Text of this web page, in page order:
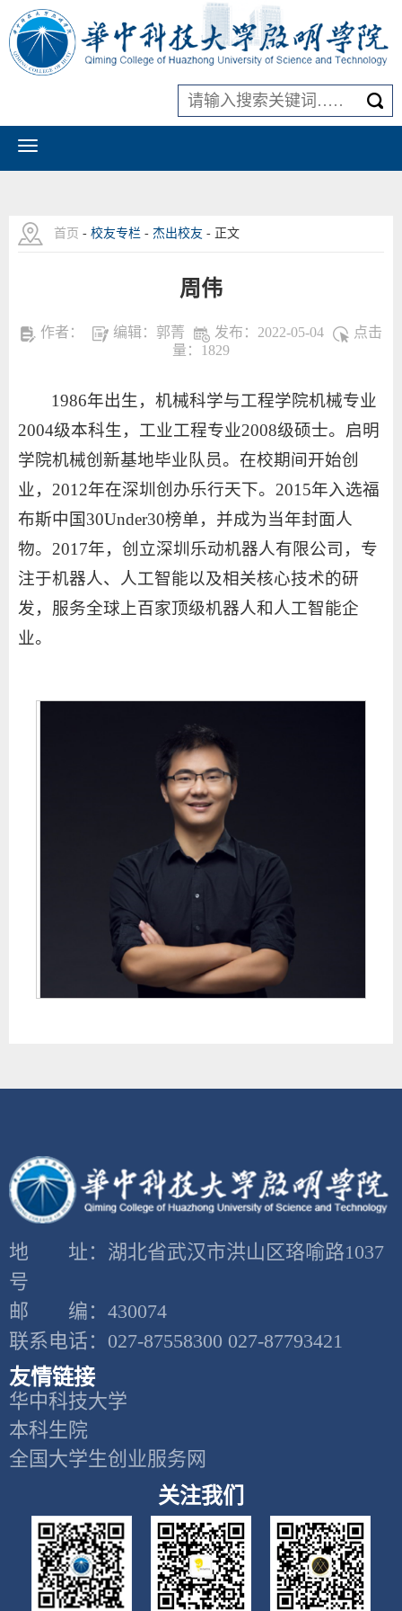
首页 - 校友专栏 - 杰出校友 - 正文
周伟
作者： 编辑：郭菁 发布：2022-05-04
点击
量：
1829
1986年出生，机械科学与工程学院机械专业
2004级本科生，工业工程专业2008级硕士。启明
学院机械创新基地毕业队员。在校期间开始创
业，2012年在深圳创办乐行天下。2015年入选福
布斯中国30Under30榜单，并成为当年封面人
物。2017年，创立深圳乐动机器人有限公司，专
注于机器人、人工智能以及相关核心技术的研
发，服务全球上百家顶级机器人和人工智能企
业。
地 址：湖北省武汉市洪山区珞喻路1037
号
邮 编：430074
联系电话：027-87558300 027-87793421
友情链接
华中科技大学
本科生院
全国大学生创业服务网
关注我们